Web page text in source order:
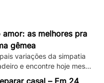
amor: as melhores pra
gêmea
variações da simpatia
e encontre hoje mesmo
são simples de se
casal – Em 24